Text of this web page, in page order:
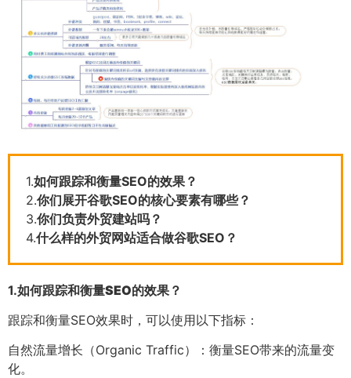
1.如何跟踪和衡量SEO的效果？
2.你们展开谷歌SEO的核心要素有哪些？
3.你们负责外贸建站吗？
4.什么样的外贸网站适合做谷歌SEO？
1.如何跟踪和衡量SEO的效果？
跟踪和衡量SEO效果时，可以使用以下指标：
自然流量增长（Organic Traffic）：衡量SEO带来的流量变
化。